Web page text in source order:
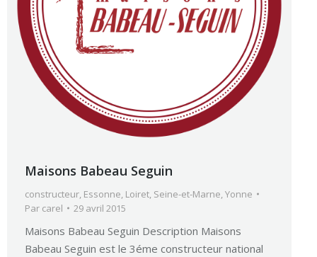
Maisons Babeau Seguin
constructeur, Essonne, Loiret, Seine-et-Marne,Yonne
Par carel 29 avril 2015
Maisons Babeau Seguin Description Maisons
Babeau Seguin est le 3éme constructeur national